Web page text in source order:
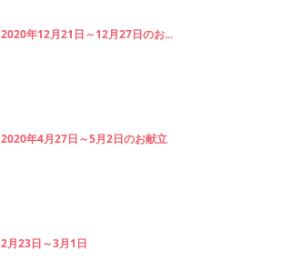
2020年12月21日～12月27日のお...
2020年4月27日～5月2日のお献立
2月23日～3月1日